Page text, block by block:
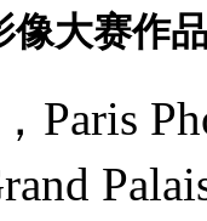
像大赛作
Paris